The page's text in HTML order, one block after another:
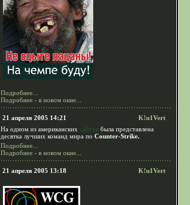
Подробнее...
Подробнее - в новом окне...
21 апреля 2005 14:21
K!u1Vert
На одном из американских сайтов была представлена
десятка лучших команд мира по Counter-Strike.
Подробнее...
Подробнее - в новом окне...
21 апреля 2005 13:18 K!u1Vert